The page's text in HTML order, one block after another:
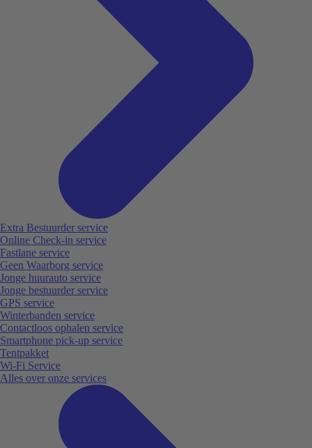
Extra Bestuurder service
Online Check-in service
Fastlane service
Geen Waarborg service
Jonge huurauto service
Jonge bestuurder service
GPS service
Winterbanden service
Contactloos ophalen service
Smartphone pick-up service
Tentpakket
Wi-Fi Service
Alles over onze services